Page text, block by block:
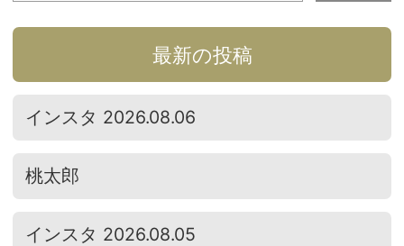
最新の投稿
インスタ 2026.08.06
桃太郎
インスタ 2026.08.05